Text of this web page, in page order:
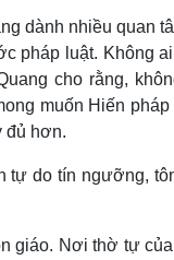
dành nhiều quan
pháp luật. Không
cho rằng,
muốn Hiến pháp
đủ hơn.
do tín ngưỡng,
giáo. Nơi thờ tự